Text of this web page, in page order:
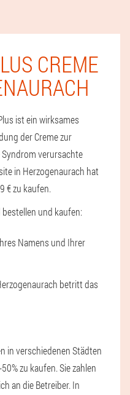
CREME
ist ein wirksames
der Creme zur
verursachte
in Herzogenaurach hat
€ zu kaufen.
und kaufen:
Namens und Ihrer
betritt das
in verschiedenen Städten
zu kaufen. Sie zahlen
an die Betreiber. In